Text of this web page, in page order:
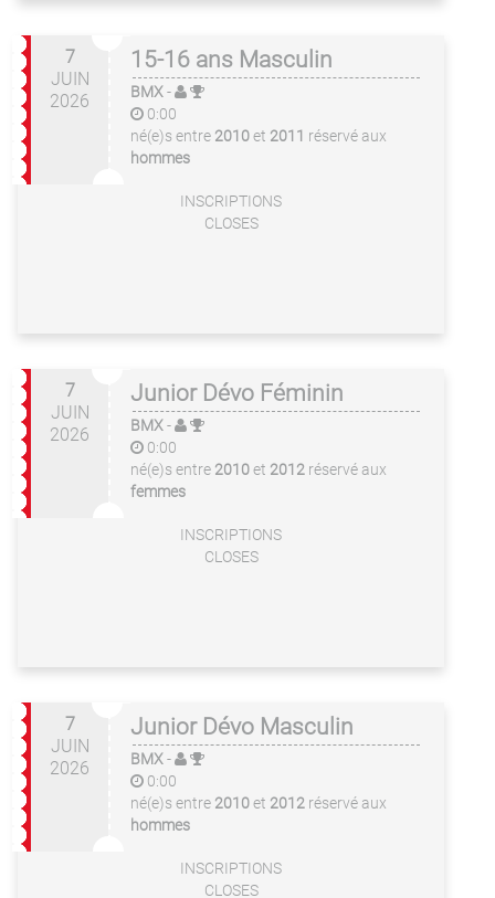
7
JUIN
2026
15-16 ans Masculin
BMX-
0:00
né(e)s entre 2010et 2011 réservé aux
hommes
INSCRIPTIONS
CLOSES
7
JUIN
2026
Junior Dévo Féminin
BMX-
0:00
né(e)s entre 2010et 2012 réservé aux
femmes
INSCRIPTIONS
CLOSES
7
JUIN
2026
Junior Dévo Masculin
BMX-
0:00
né(e)s entre 2010et 2012 réservé aux
hommes
INSCRIPTIONS
CLOSES